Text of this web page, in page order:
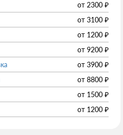
от 2300 ₽
от 3100 ₽
от 1200 ₽
от 9200 ₽
от 3900 ₽
от 8800 ₽
от 1500 ₽
от 1200 ₽